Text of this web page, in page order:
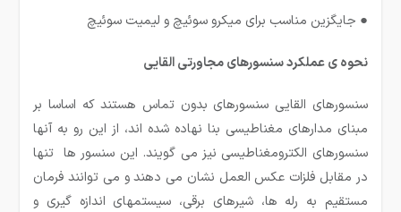
● جایگزین مناسب برای میکرو سوئیچ و لیمیت سوئیچ
نحوه ی عملکرد سنسورهای مجاورتی القایی
سنسورهای القایی سنسورهای بدون تماس هستند که اساسا بر
مبنای مدارهای مغناطیسی بنا نهاده شده اند، از این رو به آنها
سنسورهای الکترومغناطیسی نیز می گویند. این سنسور ها تنها
در مقابل فلزات عکس العمل نشان می دهند و می توانند فرمان
مستقیم به رله ها، شیرهای برقی، سیستمهای اندازه گیری و